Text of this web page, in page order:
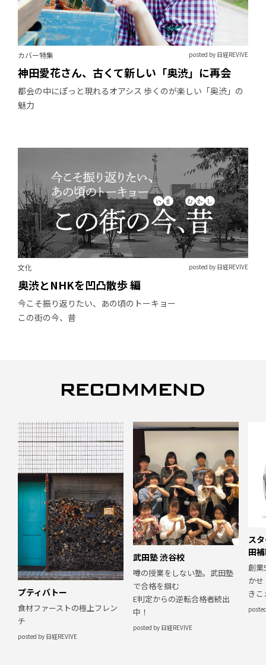
カバー特集 posted by 日経REVIVE
神田愛花さん、古くて新しい「奥渋」に再会
都会の中にぽっと現れるオアシス 歩くのが楽しい「奥渋」の
魅力
文化 posted by 日経REVIVE
奥渋とNHKを凹凸散歩 編
今こそ振り返りたい、あの頃のトーキョー
この街の今、昔
プティバトー
食材ファーストの極上フレン
チ
posted by 日経REVIVE
武田塾 渋谷校
噂の授業をしない塾。武田塾
で合格を掴む
E判定からの逆転合格者続出
中！
posted by 日経REVIVE
ス
田
創業
かせ
き